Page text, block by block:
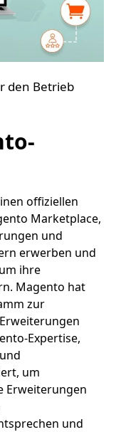
den Betrieb
offiziellen
Marketplace,
und
erwerben und
ihre
Magento hat
zur
Expertise,
um
Erweiterungen
und